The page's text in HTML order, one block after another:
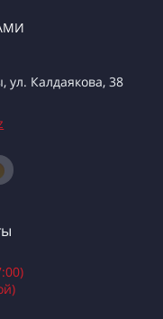
ул. Калдаякова, 38